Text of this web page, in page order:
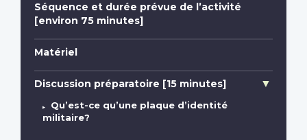
Séquence et durée prévue de l’activité
[environ 75 minutes]
Matériel
Discussion préparatoire [15 minutes]
Qu’est-ce qu’une plaque d’identité
militaire?